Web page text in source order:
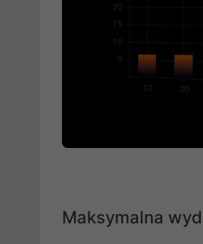
Maksymalna